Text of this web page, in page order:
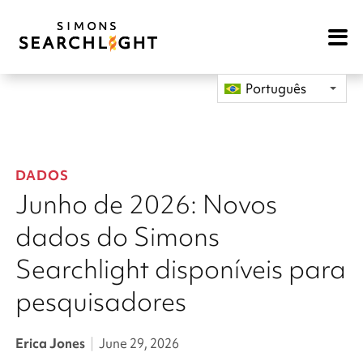
Open
Português
DADOS
Junho de 2026: Novos
dados do Simons
Searchlight disponíveis para
pesquisadores
Erica Jones June 29, 2026